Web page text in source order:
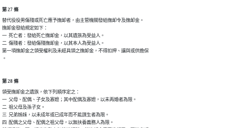
第 27 條
替代役役男傷殘或死亡應予撫卹者，由主管機關發給撫卹令及撫卹金。
撫卹金發給規定如下：
一  死亡者：發給死亡撫卹金，以其遺族為受益人。
二  傷殘者：發給傷殘撫卹金，以其本人為受益人。
第一項撫卹金之領受權利及未經具領之撫卹金，不得扣押、讓與或供擔保
。
第 28 條
領受撫卹金之遺族，依下列順序定之：
一  父母、配偶、子女及寡媳；其中配偶及寡媳，以未再婚者為限。
二  祖父母及孫子女。
三  兄弟姊妹，以未成年或已成年而不能謀生者為限。
四  配偶之父母、配偶之祖父母，以無扶養義務人為限。